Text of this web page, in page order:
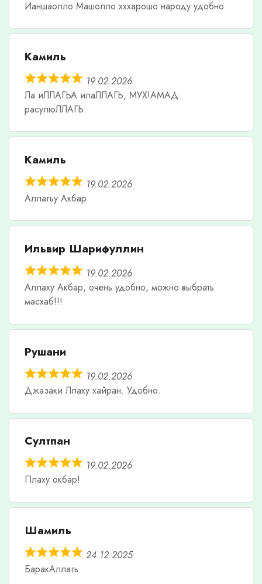
Ианшаолло Машолло хххарошо народу удобно
Камиль
19.02.2026
Ла иЛЛАГЬА илаЛЛАГЬ, МУХ!АМАД
расулюЛЛАГЬ.
Камиль
19.02.2026
Аллагьу Акбар
Ильвир Шарифуллин
19.02.2026
Аллаху Акбар, очень удобно, можно выбрать
масхаб!!!
Рушани
19.02.2026
Джазаки Ллаху хайран. Удобно.
Султпан
19.02.2026
Плаху окбар!
Шамиль
24.12.2025
БаракАллагь